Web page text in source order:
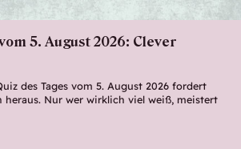
5. August 2026: Clever
des Tages vom 5. August 2026 fordert
heraus. Nur wer wirklich viel weiß, meistert